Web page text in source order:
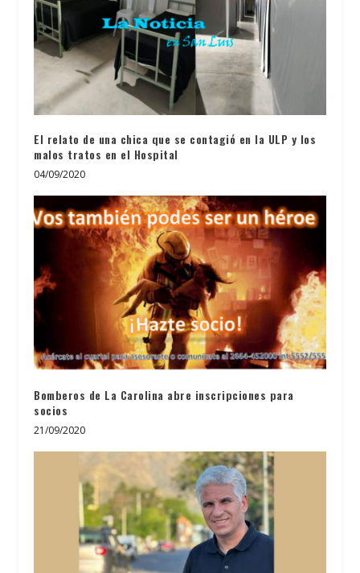
El relato de una chica que se contagió en la ULP y los
malos tratos en el Hospital
04/09/2020
Bomberos de La Carolina abre inscripciones para
socios
21/09/2020